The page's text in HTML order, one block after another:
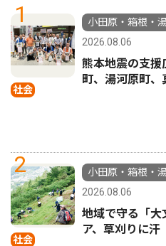
1
社会
小田原・箱根・
2026.08.06
熊本地震の支
町、湯河原町
2
社会
小田原・箱根・
2026.08.06
地域で守る「
ア、草刈りに